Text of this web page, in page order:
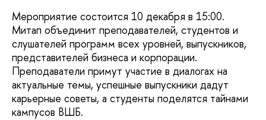
Мероприятие состоится 10 декабря в 15:00.
Митап объединит преподавателей, студентов и
слушателей программ всех уровней, выпускников,
представителей бизнеса и корпорации.
Преподаватели примут участие в диалогах на
актуальные темы, успешные выпускники дадут
карьерные советы, а студенты поделятся тайнами
кампусов ВШБ.